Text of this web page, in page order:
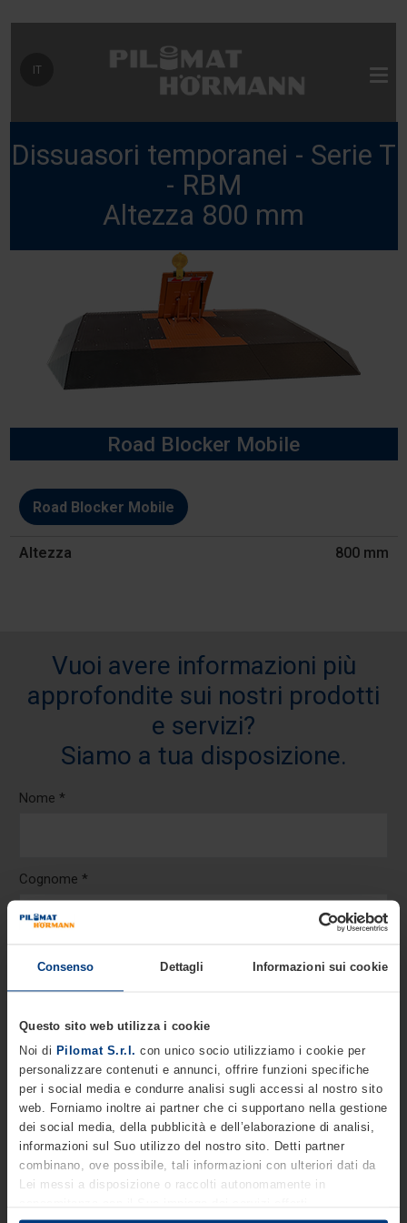
Consenso Dettagli Informazioni sui cookie
Questo sito web utilizza i cookie
Noi di Pilomat S.r.l. con unico socio utilizziamo i cookie per
personalizzare contenuti e annunci, offrire funzioni specifiche
per i social media e condurre analisi sugli accessi al nostro sito
web. Forniamo inoltre ai partner che ci supportano nella gestione
dei social media, della pubblicità e dell’elaborazione di analisi,
informazioni sul Suo utilizzo del nostro sito. Detti partner
combinano, ove possibile, tali informazioni con ulteriori dati da
Lei messi a disposizione o raccolti autonomamente in
Seleziona la tua lingua
IT
Dissuasori temporanei - Serie T
- RBM
Altezza 800 mm
Road Blocker Mobile
Modello
Altezza
Road Blocker Mobile
800 mm
Vuoi avere informazioni più
approfondite sui nostri prodotti
e servizi?
Siamo a tua disposizione.
Nome *
Cognome *
Telefono *
Azienda